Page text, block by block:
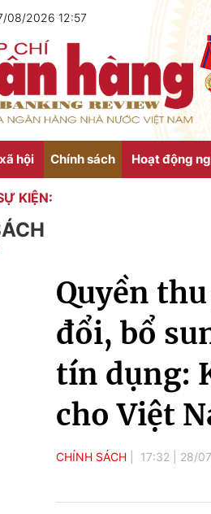
08/2026 12:57
hội Chính sách Hoạt động
KIỆN:
Quyền
đổi, bổ
tín dụng:
cho Việt
CHÍNH SÁCH 17:32 28/